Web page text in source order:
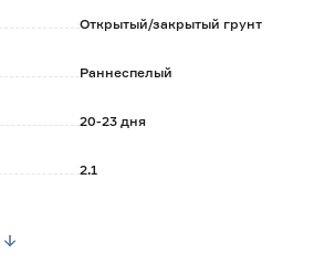
Открытый/закрытый грунт
Раннеспелый
20-23 дня
2.1